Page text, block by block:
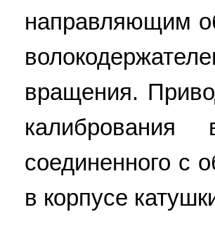
направляющим
вращения.
соединенного с
в корпусе